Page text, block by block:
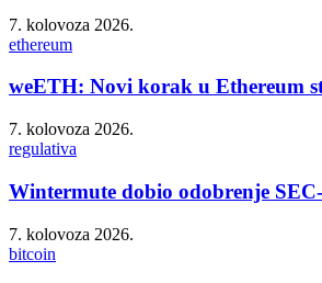
7. kolovoza 2026.
ethereum
weETH: Novi korak u Ethereum
7. kolovoza 2026.
regulativa
Wintermute dobio odobrenje
7. kolovoza 2026.
bitcoin